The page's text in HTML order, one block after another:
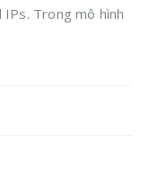
Trong mô hình